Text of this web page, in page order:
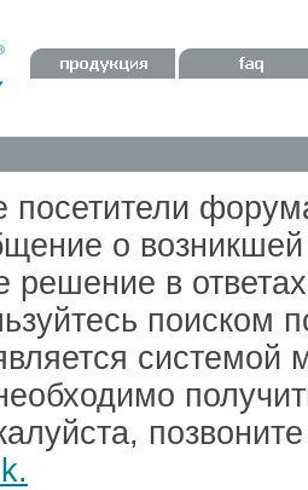
посетители
о
решение в
поиском
системой